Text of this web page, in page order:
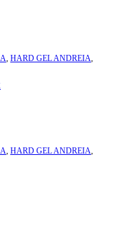
, HARD GEL ANDREIA,
, HARD GEL ANDREIA,